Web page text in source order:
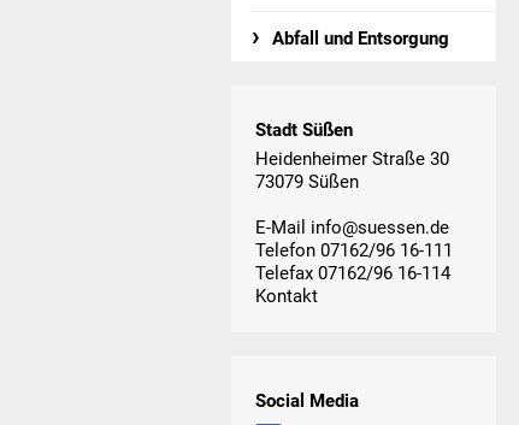
Abfall und Entsorgung
Stadt Süßen
Heidenheimer Straße 30
73079 Süßen
E-Mail info@suessen.de
Telefon 07162/96 16-111
Telefax 07162/96 16-114
Kontakt
Social Media